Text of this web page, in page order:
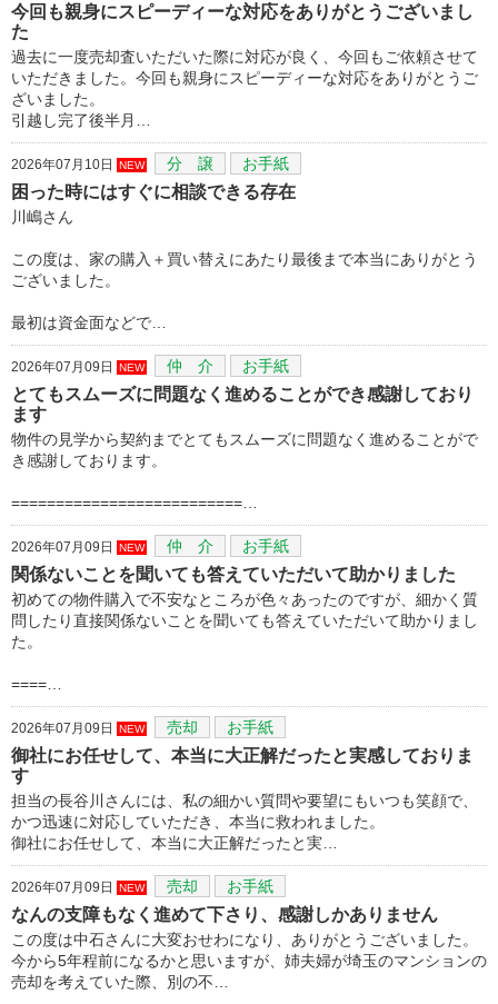
今回も親身にスピーディーな対応をありがとうございまし
た
過去に一度売却査いただいた際に対応が良く、今回もご依頼させて
いただきました。今回も親身にスピーディーな対応をありがとうご
ざいました。
引越し完了後半月…
2026年07月10日 NEW 分 譲 お手紙
困った時にはすぐに相談できる存在
川嶋さん
この度は、家の購入＋買い替えにあたり最後まで本当にありがとう
ございました。
最初は資金面などで…
2026年07月09日 NEW 仲 介 お手紙
とてもスムーズに問題なく進めることができ感謝しており
ます
物件の見学から契約までとてもスムーズに問題なく進めることがで
き感謝しております。
==========================…
2026年07月09日 NEW 仲 介 お手紙
関係ないことを聞いても答えていただいて助かりました
初めての物件購入で不安なところが色々あったのですが、細かく質
問したり直接関係ないことを聞いても答えていただいて助かりまし
た。
====…
2026年07月09日 NEW 売却 お手紙
御社にお任せして、本当に大正解だったと実感しておりま
す
担当の長谷川さんには、私の細かい質問や要望にもいつも笑顔で、
かつ迅速に対応していただき、本当に救われました。
御社にお任せして、本当に大正解だったと実…
2026年07月09日 NEW 売却 お手紙
なんの支障もなく進めて下さり、感謝しかありません
この度は中石さんに大変おせわになり、ありがとうございました。
今から5年程前になるかと思いますが、姉夫婦が埼玉のマンションの
売却を考えていた際、別の不…